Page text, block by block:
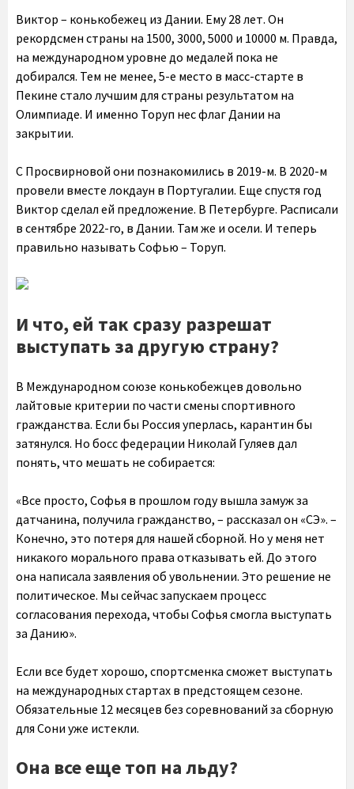
Виктор – конькобежец из Дании. Ему 28 лет. Он
рекордсмен страны на 1500, 3000, 5000 и 10000 м. Правда,
на международном уровне до медалей пока не
добирался. Тем не менее, 5-е место в масс-старте в
Пекине стало лучшим для страны результатом на
Олимпиаде. И именно Торуп нес флаг Дании на
закрытии.
С Просвирновой они познакомились в 2019-м. В 2020-м
провели вместе локдаун в Португалии. Еще спустя год
Виктор сделал ей предложение. В Петербурге. Расписали
в сентябре 2022-го, в Дании. Там же и осели. И теперь
правильно называть Софью – Торуп.
И что, ей так сразу разрешат
выступать за другую страну?
В Международном союзе конькобежцев довольно
лайтовые критерии по части смены спортивного
гражданства. Если бы Россия уперлась, карантин бы
затянулся. Но босс федерации Николай Гуляев дал
понять, что мешать не собирается:
«Все просто, Софья в прошлом году вышла замуж за
датчанина, получила гражданство, – рассказал он «СЭ». –
Конечно, это потеря для нашей сборной. Но у меня нет
никакого морального права отказывать ей. До этого
она написала заявления об увольнении. Это решение не
политическое. Мы сейчас запускаем процесс
согласования перехода, чтобы Софья смогла выступать
за Данию».
Если все будет хорошо, спортсменка сможет выступать
на международных стартах в предстоящем сезоне.
Обязательные 12 месяцев без соревнований за сборную
для Сони уже истекли.
Она все еще топ на льду?